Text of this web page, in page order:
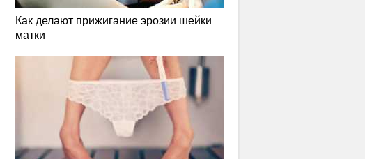
Как делают прижигание эрозии шейки
матки